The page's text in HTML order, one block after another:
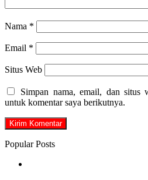
Nama *
Email *
Situs Web
Simpan nama, email, dan situs
untuk komentar saya berikutnya.
Popular Posts